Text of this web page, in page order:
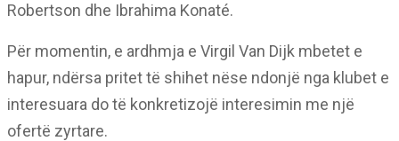
Robertson dhe Ibrahima Konaté.
Për momentin, e ardhmja e Virgil Van Dijk mbetet e
hapur, ndërsa pritet të shihet nëse ndonjë nga klubet e
interesuara do të konkretizojë interesimin me një
ofertë zyrtare.